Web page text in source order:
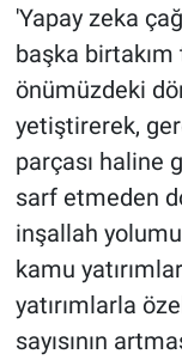
'Yapay zeka
başka birtakım
önümüzdeki
yetiştirerek,
parçası haline
sarf etmeden
inşallah
kamu
yatırımlarla
sayısının